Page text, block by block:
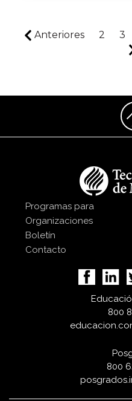
Anteriores 2 3
Programas para
Organizaciones
Boletín
Contacto
800
800